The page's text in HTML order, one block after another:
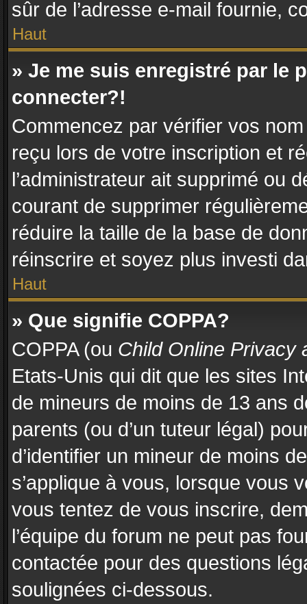
sûr de l’adresse e-mail fournie,
Haut
» Je me suis enregistré par le
connecter?!
Commencez par vérifier vos
reçu lors de votre inscription et
l’administrateur ait supprimé ou
courant de supprimer
réduire la taille de la base de
réinscrire et soyez plus investi
Haut
» Que signifie COPPA?
COPPA (ou Child Online Privacy
Etats-Unis qui dit que les sites
de mineurs de moins de 13 ans
parents (ou d’un tuteur légal)
d’identifier un mineur de moins
s’applique à vous, lorsque vous
vous tentez de vous inscrire,
l’équipe du forum ne peut pas
contactée pour des questions
soulignées ci-dessous.